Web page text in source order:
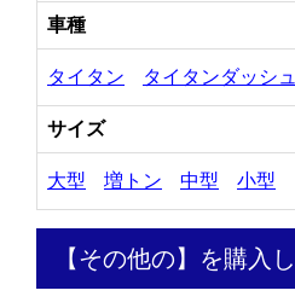
車種
タイタン タイタンダッシュ
サイズ
大型 増トン 中型 小型
【その他の】を購入